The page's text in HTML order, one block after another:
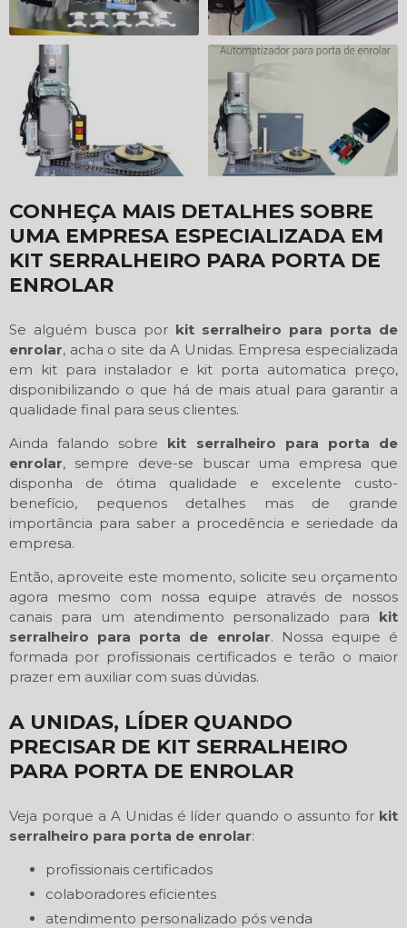
CONHEÇA MAIS DETALHES SOBRE
UMA EMPRESA ESPECIALIZADA EM
KIT SERRALHEIRO PARA PORTA DE
ENROLAR
Se alguém busca por kit serralheiro para porta de
enrolar, acha o site da A Unidas. Empresa especializada
em kit para instalador e kit porta automatica preço,
disponibilizando o que há de mais atual para garantir a
qualidade final para seus clientes.
Ainda falando sobre kit serralheiro para porta de
enrolar, sempre deve-se buscar uma empresa que
disponha de ótima qualidade e excelente custo-
benefício, pequenos detalhes mas de grande
importância para saber a procedência e seriedade da
empresa.
Então, aproveite este momento, solicite seu orçamento
agora mesmo com nossa equipe através de nossos
canais para um atendimento personalizado para kit
serralheiro para porta de enrolar. Nossa equipe é
formada por profissionais certificados e terão o maior
prazer em auxiliar com suas dúvidas.
A UNIDAS, LÍDER QUANDO
PRECISAR DE KIT SERRALHEIRO
PARA PORTA DE ENROLAR
Veja porque a A Unidas é líder quando o assunto for kit
serralheiro para porta de enrolar:
profissionais certificados
colaboradores eficientes
atendimento personalizado pós venda